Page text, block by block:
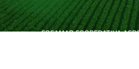
COCAMAR COOPERATIVA